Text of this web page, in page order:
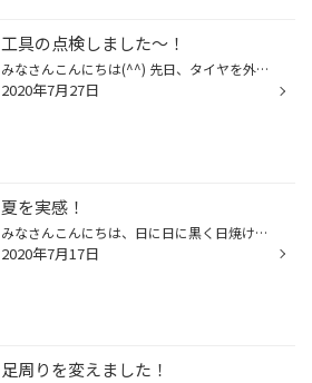
工具の点検しました〜！
みなさんこんにちは(^^) 先日、タイヤを外す時に使いますインパクトレンチの点検をしました。 分解して内部を清掃してグリスアップ！ これでパワーアップ間違いなし、これでみなさんのお車のカーメンテナンスの お手伝いもバッチリ(^^) 何事も定期的に点検は大切ですね！！ タイヤ館光ではみなさん...
2020年7月27日
夏を実感！
みなさんこんにちは、日に日に黒く日焼けしているさかもとです(^^) 昨日の夕方、自宅近くにてヒグラシが鳴いておりました！ もう夏かなと思いつつ階段を登っていると踊り場に今度は コクワガタが！ もう夏も始まったのかな？ 本格的に暑くなる前に家のエアコンの掃除をしなければ(涙) 家のエアコン...
2020年7月17日
足周りを変えました！